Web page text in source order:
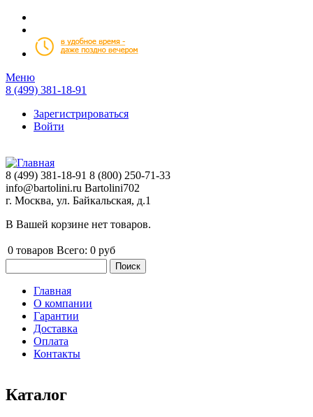
Перейти к основному содержанию
Меню
8 (499) 381-18-91
Зарегистрироваться
Войти
8 (499) 381-18-91 8 (800) 250-71-33
info@bartolini.ru Bartolini702
г. Москва, ул. Байкальская, д.1
В Вашей корзине нет товаров.
0 товаров Всего: 0 руб
Главное меню
Главная
О компании
Гарантии
Доставка
Оплата
Контакты
Каталог